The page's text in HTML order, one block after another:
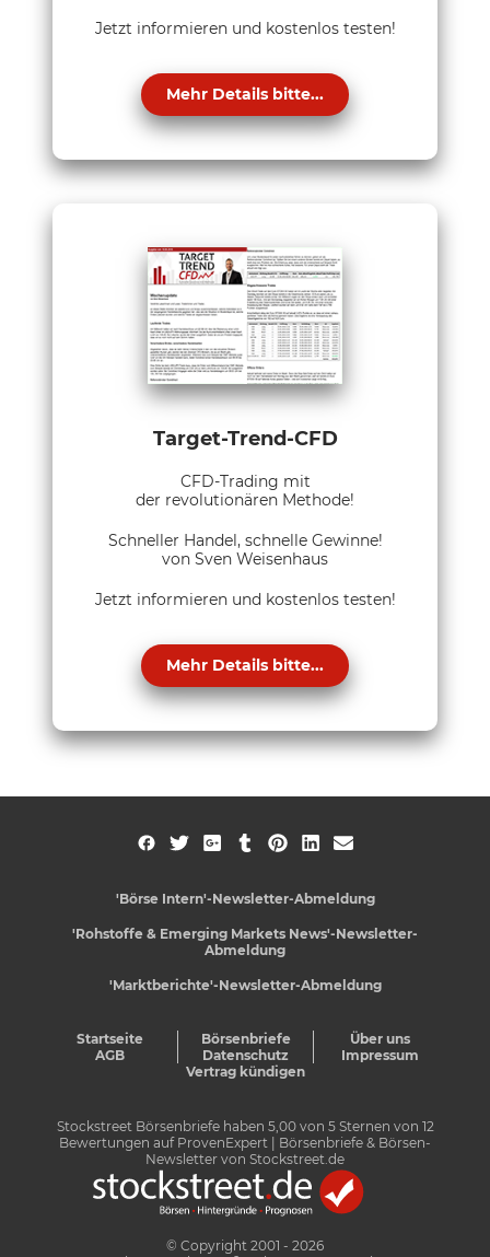
Jetzt informieren und kostenlos testen!
Mehr Details bitte...
Target-Trend-CFD
CFD-Trading mit
der revolutionären Methode!
Schneller Handel, schnelle Gewinne!
von Sven Weisenhaus
Jetzt informieren und kostenlos testen!
Mehr Details bitte...
'Börse Intern'-Newsletter-Abmeldung
'Rohstoffe & Emerging Markets News'-Newsletter-
Abmeldung
'Marktberichte'-Newsletter-Abmeldung
Startseite Börsenbriefe
Über uns
AGB
Datenschutz
Impressum
Vertrag kündigen
Stockstreet Börsenbriefe haben 5,00von 5Sternen von 12
Bewertungen auf ProvenExpert | Börsenbriefe & Börsen-
Newsletter von Stockstreet.de
© Copyright 2001 - 2026